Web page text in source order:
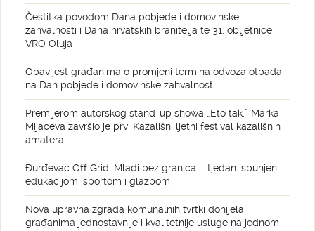
Čestitka povodom Dana pobjede i domovinske
zahvalnosti i Dana hrvatskih branitelja te 31. obljetnice
VRO Oluja
Obavijest građanima o promjeni termina odvoza otpada
na Dan pobjede i domovinske zahvalnosti
Premijerom autorskog stand-up showa „Eto tak.” Marka
Mijaceva završio je prvi Kazališni ljetni festival kazališnih
amatera
Đurđevac Off Grid: Mladi bez granica – tjedan ispunjen
edukacijom, sportom i glazbom
Nova upravna zgrada komunalnih tvrtki donijela
građanima jednostavnije i kvalitetnije usluge na jednom